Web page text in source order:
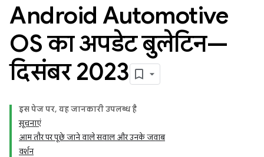
Android Automotive
OS का अपडेट बुलेटिन—
दिसंबर 2023
इस पेज पर, यह जानकारी उपलब्ध है
सूचनाएं
आम तौर पर पूछे जाने वाले सवाल और उनके जवाब
वर्शन